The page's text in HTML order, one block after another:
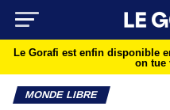
Le Gorafi est enfin disponible
on tue
MONDE LIBRE